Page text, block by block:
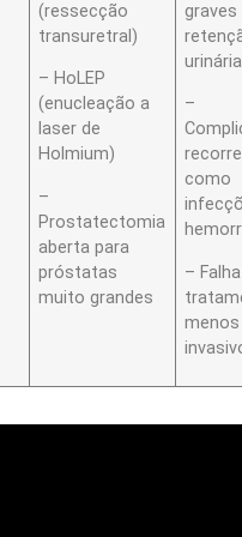
(ressecção
transuretral)
– HoLEP
(enucleação a
laser de
Holmium)
–
Prostatectomia
aberta para
próstatas
muito grandes
urinária
–
como
–
menos